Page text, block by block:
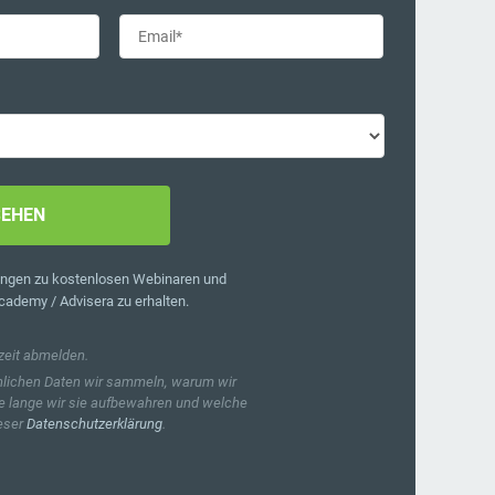
zu kostenlosen Webinaren und
/ Advisera zu erhalten.
abmelden.
Daten wir sammeln, warum wir
lange wir sie aufbewahren und welche
Datenschutzerklärung.